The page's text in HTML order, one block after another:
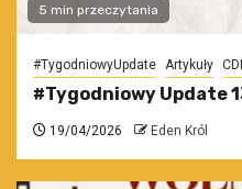
5 min przeczytania
#TygodniowyUpdate Artykuły
#Tygodniowy Update
19/04/2026 Eden Król